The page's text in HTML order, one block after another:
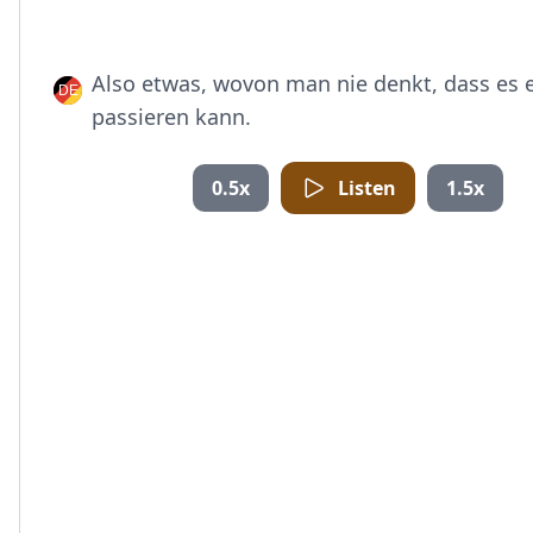
Also etwas, wovon man nie denkt, dass es
passieren kann.
0.5x Listen 1.5x